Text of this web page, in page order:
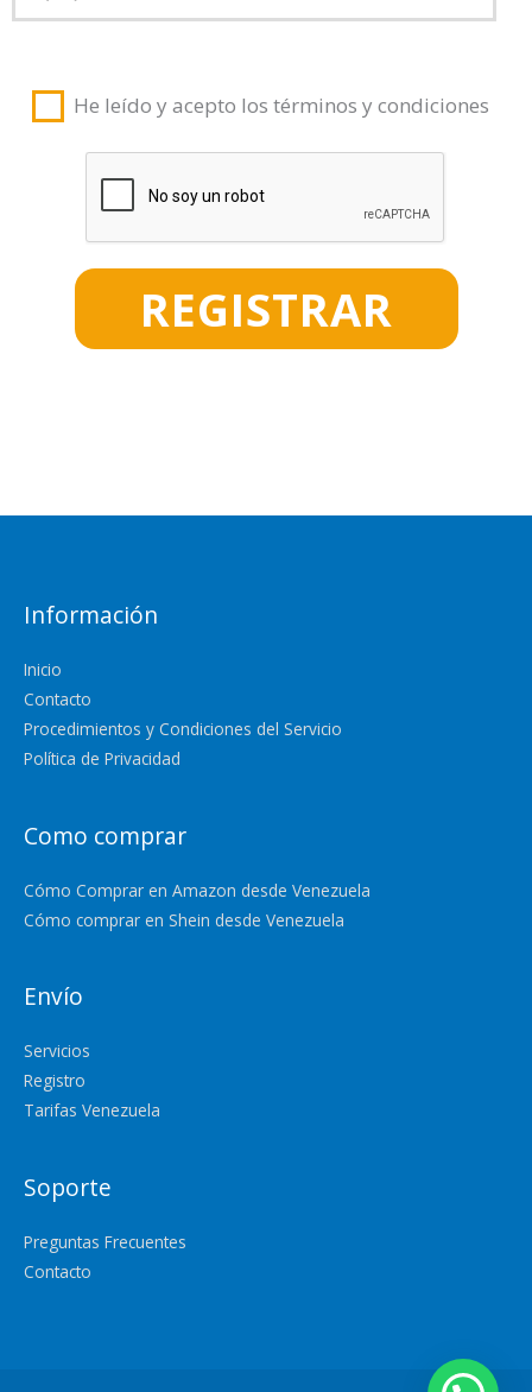
He leído y acepto los términos y condiciones
Información
Inicio
Contacto
Procedimientos y Condiciones del Servicio
Política de Privacidad
Como comprar
Cómo Comprar en Amazon desde Venezuela
Cómo comprar en Shein desde Venezuela
Envío
Servicios
Registro
Tarifas Venezuela
Soporte
Preguntas Frecuentes
Contacto